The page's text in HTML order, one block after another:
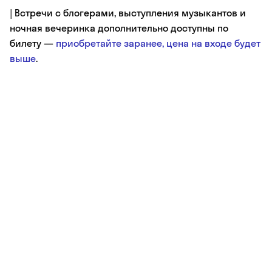
| Встречи с блогерами, выступления музыкантов и
ночная вечеринка дополнительно доступны по
билету — приобретайте заранее, цена на входе будет
выше.